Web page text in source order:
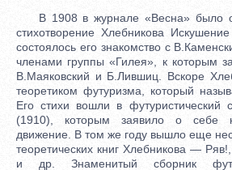
В 1908 в журнале «Весна» было
стихотворение Хлебникова
состоялось его знакомство с
членами группы «Гилея», к которым
В.Маяковский и Б.Лившиц. Вскоре
теоретиком футуризма, который
Его стихи вошли в футуристический
(1910), которым заявило о себе
движение. В том же году вышло еще
теоретических книг Хлебникова —
и др. Знаменитый сборник